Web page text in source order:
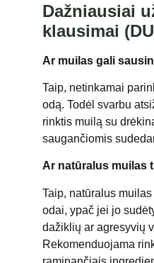
Dažniausiai
klausimai
Ar muilas gali
Taip, netinkamai
odą. Todėl svarbu
rinktis muilą su
saugančiomis
Ar natūralus muilas
Taip, natūralus
odai, ypač jei jo
dažiklių ar agresyvių
Rekomenduojama